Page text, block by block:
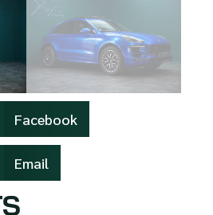
Facebook
Email